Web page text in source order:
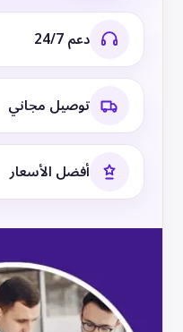
دعم 24/7
توصيل مجاني
أفضل الأسعار